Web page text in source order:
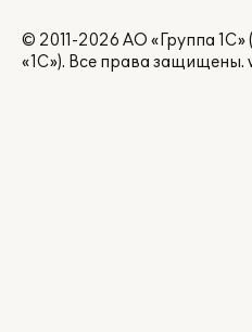
© 2011-2026 АО «Группа
«1С»). Все права защищены.